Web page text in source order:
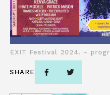
EXIT Festival 2024. –
SHARE